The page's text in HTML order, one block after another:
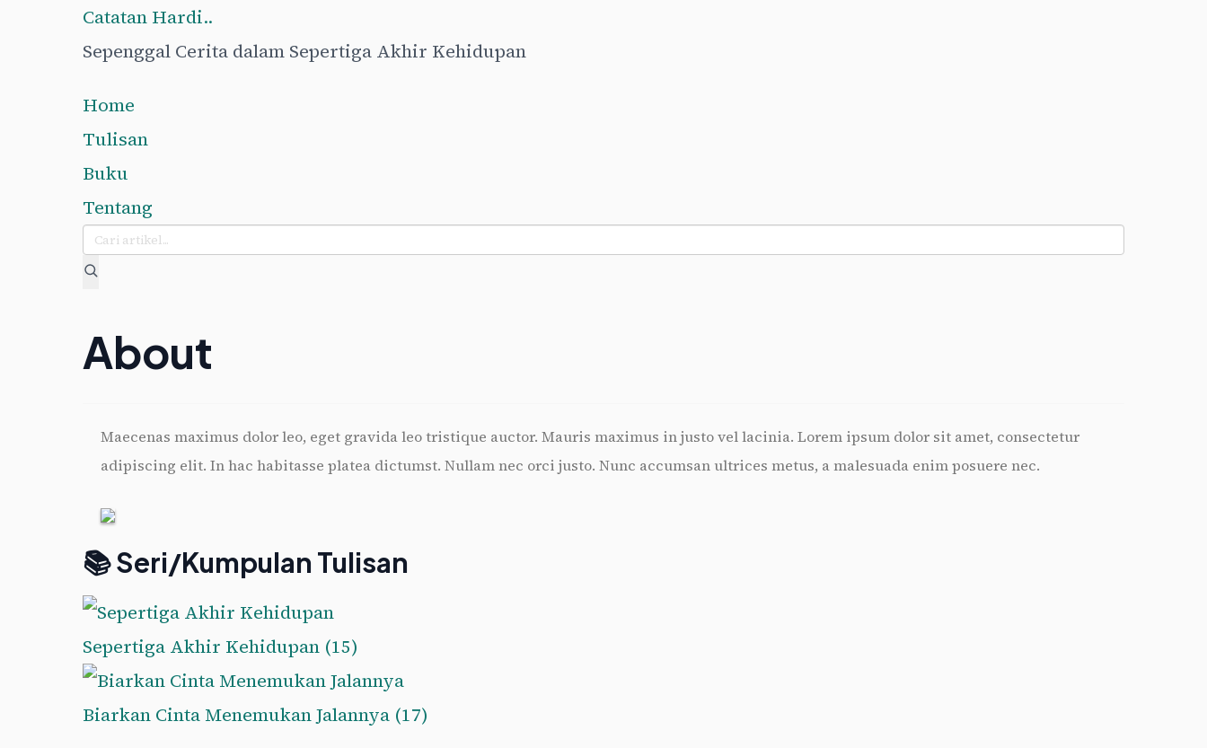
Catatan Hardi..
Sepenggal Cerita dalam Sepertiga Akhir Kehidupan
Home
Tulisan
Buku
Tentang
Cari:
About
Maecenas maximus dolor leo, eget gravida leo tristique auctor. Mauris maximus in justo vel lacinia. Lorem ipsum dolor sit amet, consectetur
adipiscing elit. In hac habitasse platea dictumst. Nullam nec orci justo. Nunc accumsan ultrices metus, a malesuada enim posuere nec.
📚 Seri/Kumpulan Tulisan
Sepertiga Akhir Kehidupan (15)
Biarkan Cinta Menemukan Jalannya (17)